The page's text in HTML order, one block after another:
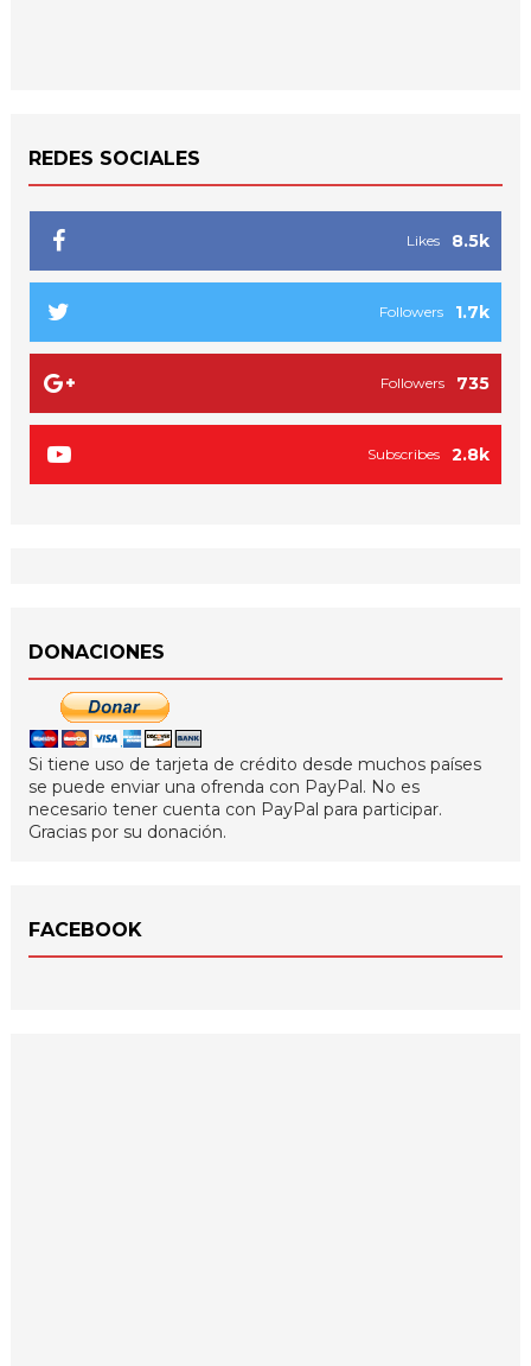
REDES SOCIALES
8.5k
Likes
1.7k
Followers
735
Followers
2.8k
Subscribes
DONACIONES
Si tiene uso de tarjeta de crédito desde muchos países
se puede enviar una ofrenda con PayPal. No es
necesario tener cuenta con PayPal para participar.
Gracias por su donación.
FACEBOOK